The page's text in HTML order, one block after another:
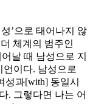
’으로 태어나지 않
체계의 범주인
날 때 남성으로 지
언이다. 남성으로
성과[with] 동일시
. 그렇다면 나는 어